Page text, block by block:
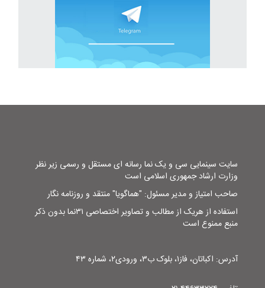
سایت سینمایی سی و یک نما رسانه ای مستقل و رسمی زیر نظر
وزارت ارشاد جمهوری اسلامی است
صاحب امتیاز و مدیر مسئول: "هماگویا" منتقد و روزنامه نگار
استفاده از هریک از مطالب و تصاویر اختصاصی ۳۱نما بدون ذکر
منبع ممنوع است
آدرس: اکباتان، فاز۱، بلوک ب۳، ورودی۲، شماره ۴۳